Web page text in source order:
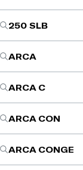
250 SLB
ARCA
ARCA C
ARCA CON
ARCA CONGE